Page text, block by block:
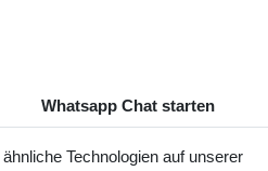
Whatsapp Chat starten
Technologien auf unserer